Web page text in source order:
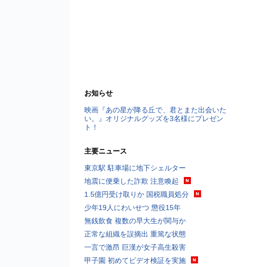
お知らせ
映画『あの星が降る丘で、君とまた出会いた
い。』オリジナルグッズを3名様にプレゼン
ト！
主要ニュース
東京駅 駐車場に地下シェルター
地震に便乗した詐欺 注意喚起
1.5億円受け取りか 国税職員処分
少年19人にわいせつ 懲役15年
無銭飲食 複数の早大生が関与か
正常な組織を誤摘出 重篤な状態
一言で激昂 巨漢が女子高生殺害
甲子園 初めてビデオ検証を実施